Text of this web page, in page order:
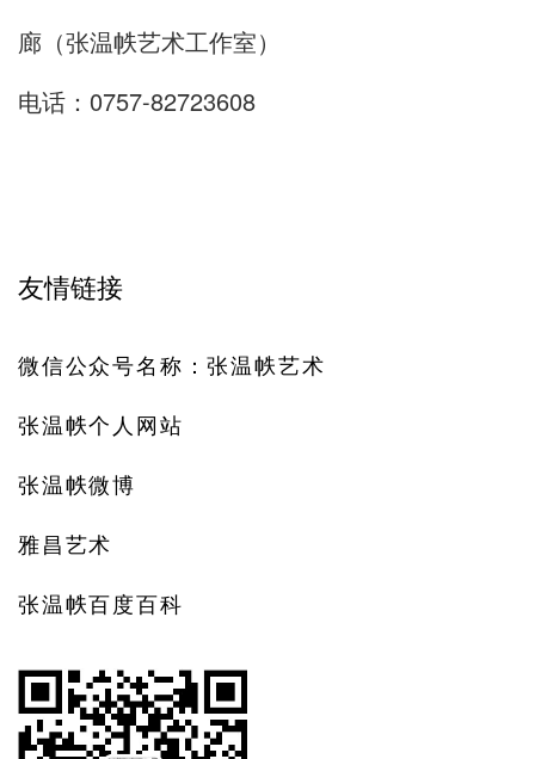
廊（张温帙艺术工作室）
电话：0757-82723608
友情链接
微信公众号名称：张温帙艺术
张温帙个人网站
张温帙微博
雅昌艺术
张温帙百度百科